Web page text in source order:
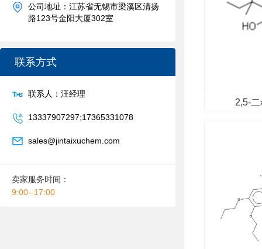
公司地址：江苏省无锡市梁溪区清扬
路123号金阳大厦302室
联系方式
联系人：汪经理
13337907297;17365331078
sales@jintaixuchem.com
卖家服务时间：
9:00--17:00
2,5-